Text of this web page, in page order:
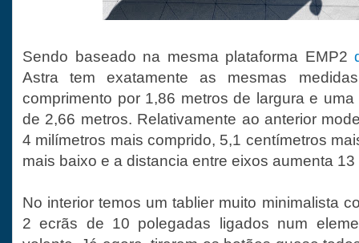
Sendo baseado na mesma plataforma EMP2
Astra tem exatamente as mesmas
comprimento por 1,86 metros de largura e
de 2,66 metros. Relativamente ao anterior
4 milímetros mais comprido, 5,1 centímetros
mais baixo e a distancia entre eixos aumenta
No interior temos um tablier muito minimalista
2 ecrãs de 10 polegadas ligados num